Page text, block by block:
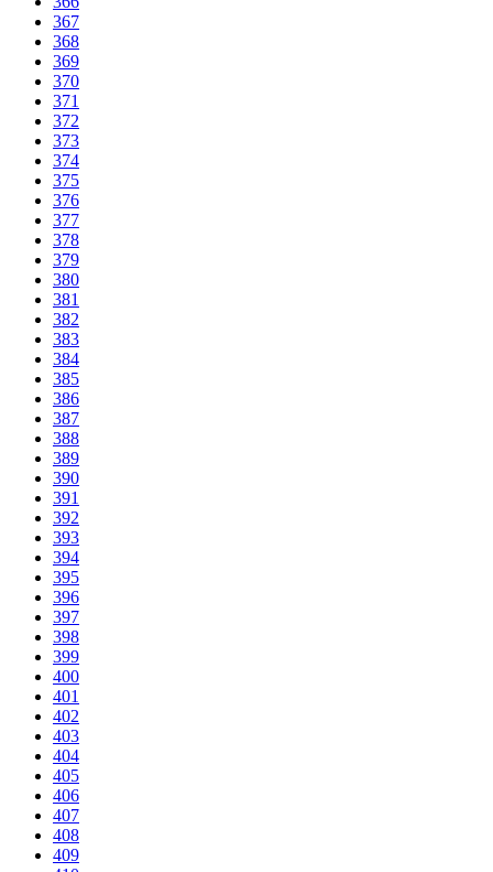
367
368
369
370
371
372
373
374
375
376
377
378
379
380
381
382
383
384
385
386
387
388
389
390
391
392
393
394
395
396
397
398
399
400
401
402
403
404
405
406
407
408
409